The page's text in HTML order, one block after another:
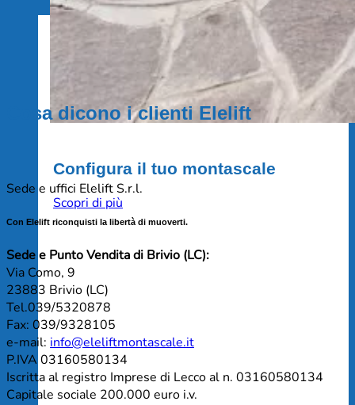
Configura il tuo montascale
Scopri di più
Cosa dicono i clienti Elelift
Sede e uffici Elelift S.r.l.
Con Elelift riconquisti la libertà di muoverti.
Sede e Punto Vendita di Brivio (LC):
Via Como, 9
23883 Brivio (LC)
Tel.039/5320878
Fax: 039/9328105
e-mail: info@eleliftmontascale.it
P.IVA 03160580134
Iscritta al registro Imprese di Lecco al n. 03160580134
Capitale sociale 200.000 euro i.v.